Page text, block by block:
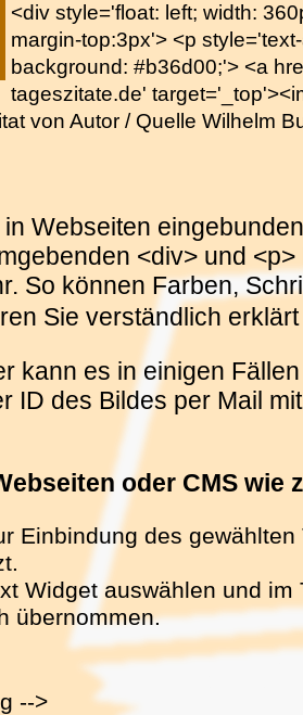
<div style='float: left; width:
margin-top:3px'> <p
background: #b36d00;'> <a
tageszitate.de'
von Autor / Quelle Wilhelm
Webseiten
<div> und
So können Farben,
Sie verständlich
kann es in einigen
ID des Bildes per Mail
oder CMS wie
Einbindung des
Widget auswählen und
übernommen.
-->